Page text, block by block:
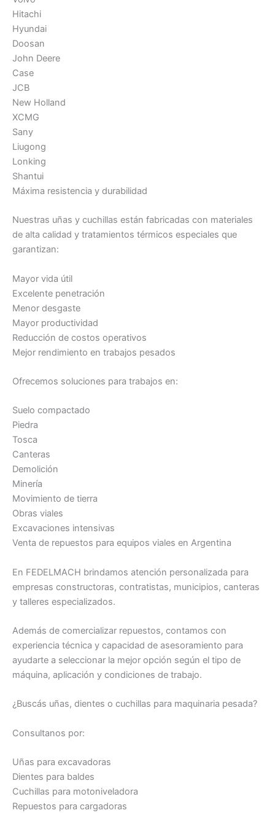
Hitachi
Hyundai
Doosan
John Deere
Case
JCB
New Holland
XCMG
Sany
Liugong
Lonking
Shantui
Máxima resistencia y durabilidad
Nuestras uñas y cuchillas están fabricadas con materiales
de alta calidad y tratamientos térmicos especiales que
garantizan:
Mayor vida útil
Excelente penetración
Menor desgaste
Mayor productividad
Reducción de costos operativos
Mejor rendimiento en trabajos pesados
Ofrecemos soluciones para trabajos en:
Suelo compactado
Piedra
Tosca
Canteras
Demolición
Minería
Movimiento de tierra
Obras viales
Excavaciones intensivas
Venta de repuestos para equipos viales en Argentina
En FEDELMACH brindamos atención personalizada para
empresas constructoras, contratistas, municipios, canteras
y talleres especializados.
Además de comercializar repuestos, contamos con
experiencia técnica y capacidad de asesoramiento para
ayudarte a seleccionar la mejor opción según el tipo de
máquina, aplicación y condiciones de trabajo.
¿Buscás uñas, dientes o cuchillas para maquinaria pesada?
Consultanos por:
Uñas para excavadoras
Dientes para baldes
Cuchillas para motoniveladora
Repuestos para cargadoras